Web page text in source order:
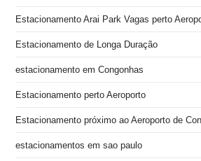
Estacionamento Arai Park Vagas perto
Estacionamento de Longa Duração
estacionamento em Congonhas
Estacionamento perto Aeroporto
Estacionamento próximo ao Aeroporto de
estacionamentos em sao paulo